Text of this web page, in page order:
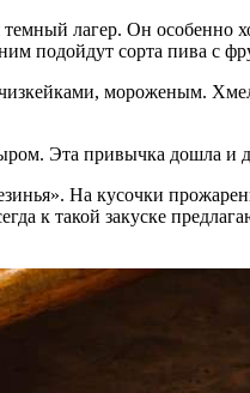
темный лагер. Он
подойдут сорта пива с
мороженым.
Эта привычка дошла
На кусочки
к такой закуске